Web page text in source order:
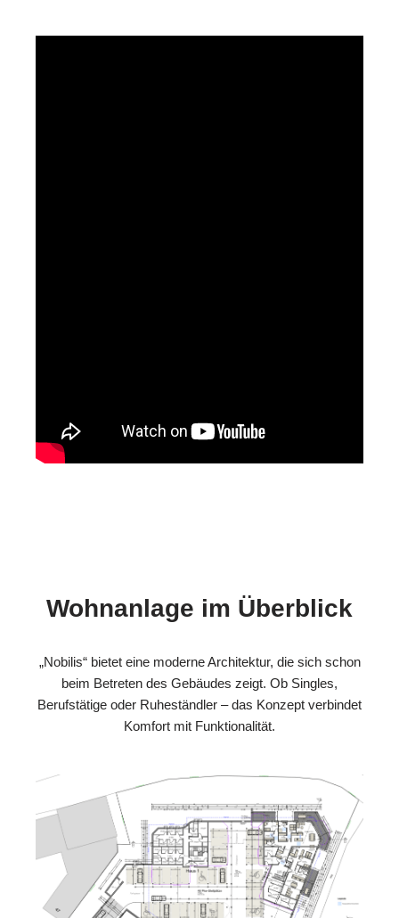
Wohnanlage im Überblick
„Nobilis“ bietet eine moderne Architektur, die sich schon
beim Betreten des Gebäudes zeigt. Ob Singles,
Berufstätige oder Ruheständler – das Konzept verbindet
Komfort mit Funktionalität.